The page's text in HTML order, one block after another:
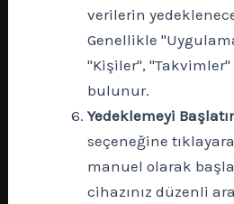
verilerin
Genellikle
"Kişiler",
bulunur.
Yedeklemeyi
seçeneğine
manuel olarak
cihazınız düzenli